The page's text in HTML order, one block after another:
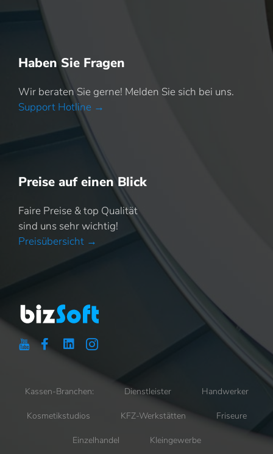
Haben Sie Fragen
Wir beraten Sie gerne! Melden Sie sich bei uns.
Support Hotline →
Preise auf einen Blick
Faire Preise & top Qualität
sind uns sehr wichtig!
Preisübersicht →
Kassen-Branchen: Dienstleister Handwerker
Kosmetikstudios KFZ-Werkstätten Friseure
Einzelhandel Kleingewerbe